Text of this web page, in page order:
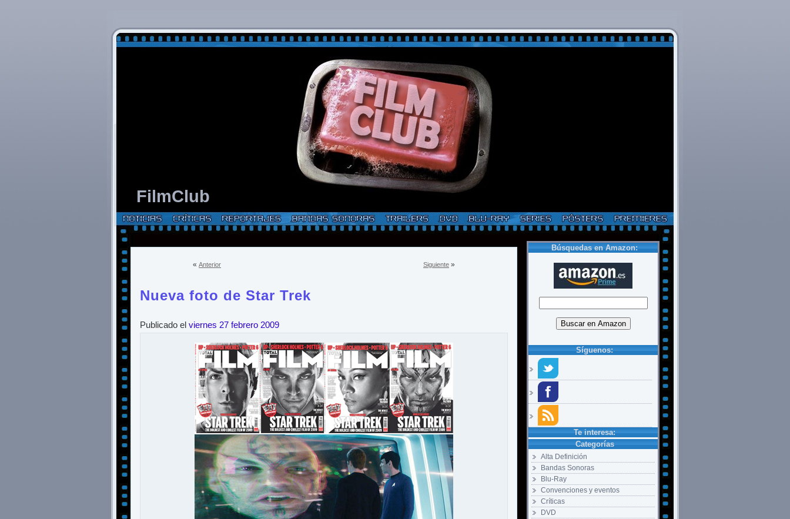
FilmClub
Búsquedas en Amazon:
Síguenos:
Te interesa:
Categorías
Alta Definición
Bandas Sonoras
Blu-Ray
Convenciones y eventos
Críticas
DVD
Siguiente »
« Anterior
Nueva foto de Star Trek
Publicado el viernes 27 febrero 2009